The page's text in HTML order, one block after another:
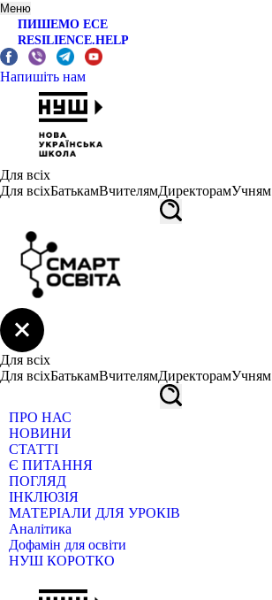
Меню
ПИШЕМО ЕСЕ
RESILIENCE.HELP
Напишіть нам
Для всіх
Для всіхБатькамВчителямДиректорамУчням
Для всіх
Для всіхБатькамВчителямДиректорамУчням
ПРО НАС
НОВИНИ
СТАТТІ
Є ПИТАННЯ
ПОГЛЯД
ІНКЛЮЗІЯ
МАТЕРІАЛИ ДЛЯ УРОКІВ
Аналітика
Дофамін для освіти
НУШ КОРОТКО